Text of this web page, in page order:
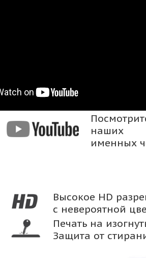
наших
именных
Высокое HD
с невероятной
Печать на
Защита от